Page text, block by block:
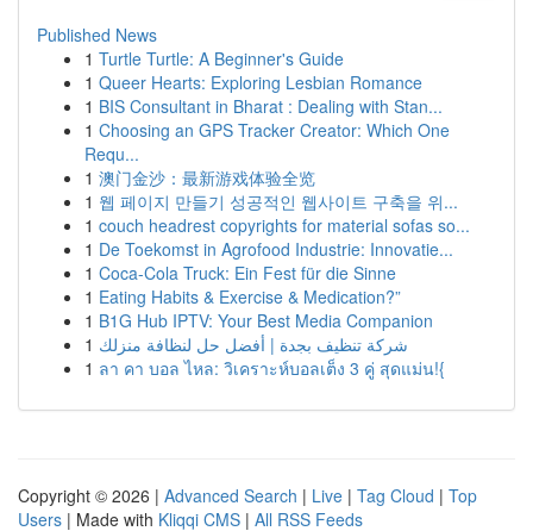
Published News
1 Turtle Turtle: A Beginner's Guide
1 Queer Hearts: Exploring Lesbian Romance
1 BIS Consultant in Bharat : Dealing with Stan...
1 Choosing an GPS Tracker Creator: Which One
Requ...
1 澳门金沙：最新游戏体验全览
1 웹 페이지 만들기 성공적인 웹사이트 구축을 위...
1 couch headrest copyrights for material sofas so...
1 De Toekomst in Agrofood Industrie: Innovatie...
1 Coca-Cola Truck: Ein Fest für die Sinne
1 Eating Habits & Exercise & Medication?”
1 B1G Hub IPTV: Your Best Media Companion
1 شركة تنظيف بجدة | أفضل حل لنظافة منزلك
1 ลา คา บอล ไหล: วิเคราะห์บอลเต็ง 3 คู่ สุดแม่น!{
Copyright © 2026 | Advanced Search | Live | Tag Cloud | Top
Users | Made with Kliqqi CMS | All RSS Feeds